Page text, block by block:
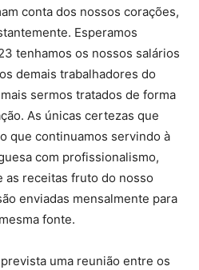
conta dos nossos corações,
Esperamos
tenhamos os nossos salários
demais trabalhadores do
sermos tratados de forma
As únicas certezas que
que continuamos servindo à
com profissionalismo,
as receitas fruto do nosso
enviadas mensalmente para
fonte.
uma reunião entre os